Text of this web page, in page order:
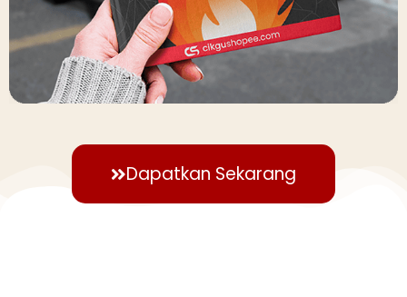
Dapatkan Sekarang